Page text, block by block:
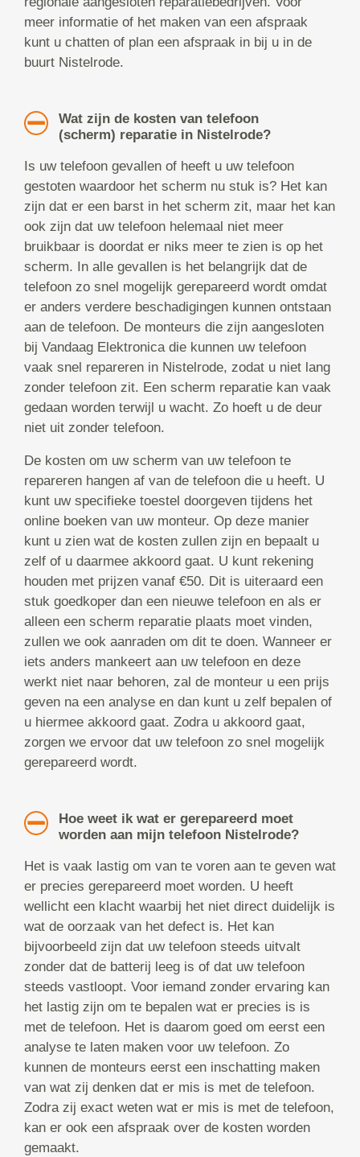
meer informatie of het maken van een afspraak
kunt u chatten of plan een afspraak in bij u in de
buurt Nistelrode.
Wat zijn de kosten van telefoon
(scherm) reparatie in Nistelrode?
Is uw telefoon gevallen of heeft u uw telefoon
gestoten waardoor het scherm nu stuk is? Het kan
zijn dat er een barst in het scherm zit, maar het kan
ook zijn dat uw telefoon helemaal niet meer
bruikbaar is doordat er niks meer te zien is op het
scherm. In alle gevallen is het belangrijk dat de
telefoon zo snel mogelijk gerepareerd wordt omdat
er anders verdere beschadigingen kunnen ontstaan
aan de telefoon. De monteurs die zijn aangesloten
bij Vandaag Elektronica die kunnen uw telefoon
vaak snel repareren in Nistelrode, zodat u niet lang
zonder telefoon zit. Een scherm reparatie kan vaak
gedaan worden terwijl u wacht. Zo hoeft u de deur
niet uit zonder telefoon.
De kosten om uw scherm van uw telefoon te
repareren hangen af van de telefoon die u heeft. U
kunt uw specifieke toestel doorgeven tijdens het
online boeken van uw monteur. Op deze manier
kunt u zien wat de kosten zullen zijn en bepaalt u
zelf of u daarmee akkoord gaat. U kunt rekening
houden met prijzen vanaf €50. Dit is uiteraard een
stuk goedkoper dan een nieuwe telefoon en als er
alleen een scherm reparatie plaats moet vinden,
zullen we ook aanraden om dit te doen. Wanneer er
iets anders mankeert aan uw telefoon en deze
werkt niet naar behoren, zal de monteur u een prijs
geven na een analyse en dan kunt u zelf bepalen of
u hiermee akkoord gaat. Zodra u akkoord gaat,
zorgen we ervoor dat uw telefoon zo snel mogelijk
gerepareerd wordt.
Hoe weet ik wat er gerepareerd moet
worden aan mijn telefoon Nistelrode?
Het is vaak lastig om van te voren aan te geven wat
er precies gerepareerd moet worden. U heeft
wellicht een klacht waarbij het niet direct duidelijk is
wat de oorzaak van het defect is. Het kan
bijvoorbeeld zijn dat uw telefoon steeds uitvalt
zonder dat de batterij leeg is of dat uw telefoon
steeds vastloopt. Voor iemand zonder ervaring kan
het lastig zijn om te bepalen wat er precies is is
met de telefoon. Het is daarom goed om eerst een
analyse te laten maken voor uw telefoon. Zo
kunnen de monteurs eerst een inschatting maken
van wat zij denken dat er mis is met de telefoon.
Zodra zij exact weten wat er mis is met de telefoon,
kan er ook een afspraak over de kosten worden
gemaakt.